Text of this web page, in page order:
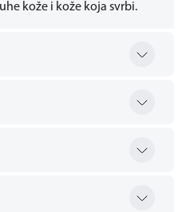
kože i kože koja svrbi.